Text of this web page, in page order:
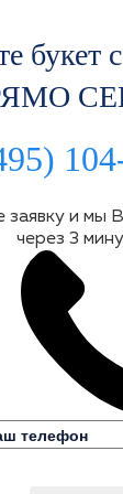
букет
заявку и мы
через 3